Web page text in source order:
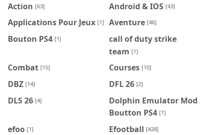
Action [63] Android & IOS [43]
Applications Pour Jeux [1] Aventure [46]
Bouton PS4 [1]
call of duty strike
team [1]
Combat [15] Courses [10]
DBZ [14] DFL 26 [2]
DLS 26 [4]
Dolphin Emulator Mod
Boutton PS4 [1]
efoo [1] Efootball [428]